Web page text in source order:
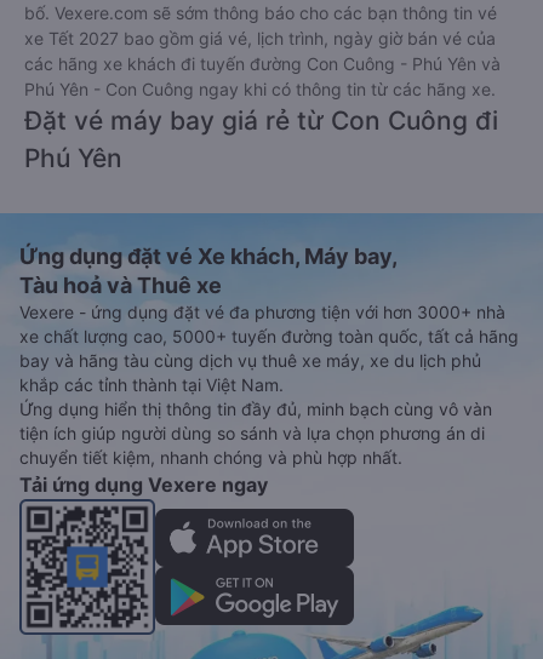
bố. Vexere.com sẽ sớm thông báo cho các bạn thông tin vé
xe Tết 2027 bao gồm giá vé, lịch trình, ngày giờ bán vé của
các hãng xe khách đi tuyến đường Con Cuông - Phú Yên và
Phú Yên - Con Cuông ngay khi có thông tin từ các hãng xe.
Đặt vé máy bay giá rẻ từ Con Cuông đi
Phú Yên
Ứng dụng đặt vé Xe khách, Máy bay,
Tàu hoả và Thuê xe
Vexere - ứng dụng đặt vé đa phương tiện với hơn 3000+ nhà
xe chất lượng cao, 5000+ tuyến đường toàn quốc, tất cả hãng
bay và hãng tàu cùng dịch vụ thuê xe máy, xe du lịch phủ
khắp các tỉnh thành tại Việt Nam.
Ứng dụng hiển thị thông tin đầy đủ, minh bạch cùng vô vàn
tiện ích giúp người dùng so sánh và lựa chọn phương án di
chuyển tiết kiệm, nhanh chóng và phù hợp nhất.
Tải ứng dụng Vexere ngay